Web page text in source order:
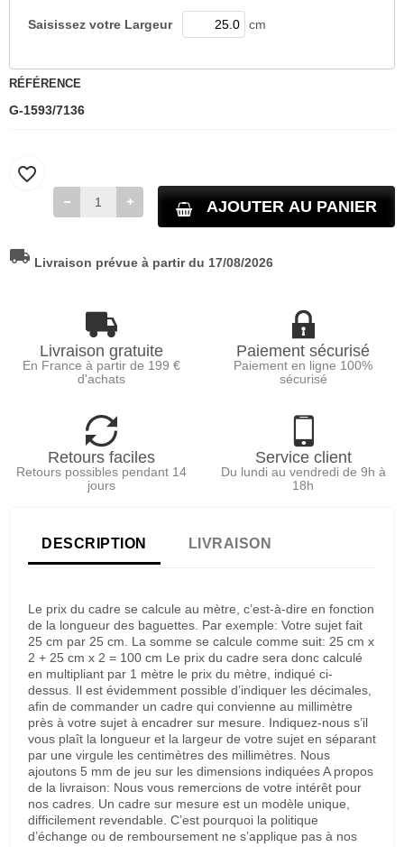
Saisissez votre Largeur cm
RÉFÉRENCE
G-1593/7136
AJOUTER AU PANIER
favorite_border
local_shipping Livraison prévue à partir du 17/08/2026
Livraison gratuite
En France à partir de 199 €
d'achats
Paiement sécurisé
Paiement en ligne 100%
sécurisé
Retours faciles
Retours possibles pendant 14
jours
Service client
Du lundi au vendredi de 9h à
18h
DESCRIPTION LIVRAISON
Le prix du cadre se calcule au mètre, c’est-à-dire en fonction
de la longueur des baguettes. Par exemple: Votre sujet fait
25 cm par 25 cm. La somme se calcule comme suit: 25 cm x
2 + 25 cm x 2 = 100 cm Le prix du cadre sera donc calculé
en multipliant par 1 mètre le prix du mètre, indiqué ci-
dessus. Il est évidemment possible d’indiquer les décimales,
afin de commander un cadre qui convienne au millimètre
près à votre sujet à encadrer sur mesure. Indiquez-nous s’il
vous plaît la longueur et la largeur de votre sujet en séparant
par une virgule les centimètres des millimètres. Nous
ajoutons 5 mm de jeu sur les dimensions indiquées A propos
de la livraison: Nous vous remercions de votre intérêt pour
nos cadres. Un cadre sur mesure est un modèle unique,
difficilement revendable. C’est pourquoi la politique
d’échange ou de remboursement ne s’applique pas à nos